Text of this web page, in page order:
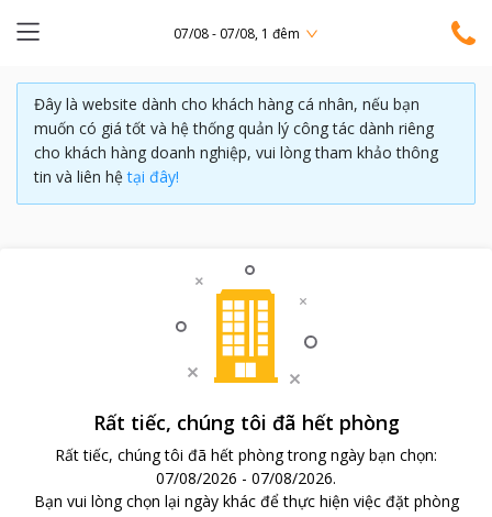
07/08 - 07/08, 1 đêm
Đây là website dành cho khách hàng cá nhân, nếu bạn
muốn có giá tốt và hệ thống quản lý công tác dành riêng
cho khách hàng doanh nghiệp, vui lòng tham khảo thông
tin và liên hệ tại đây!
Rất tiếc, chúng tôi đã hết phòng
Rất tiếc, chúng tôi đã hết phòng trong ngày bạn chọn:
07/08/2026 - 07/08/2026.
Bạn vui lòng chọn lại ngày khác để thực hiện việc đặt phòng